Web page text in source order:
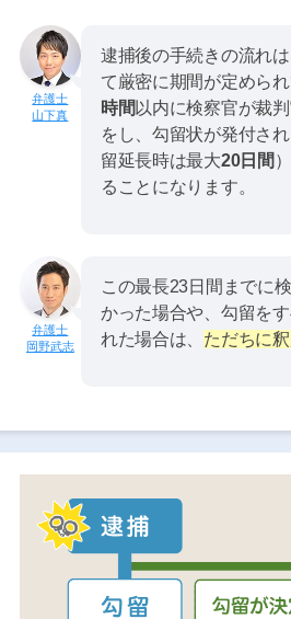
山下真
逮捕後の手続きの流れ
て厳密に期間が定めら
時間 以内に検察官が裁
をし、勾留状が発付さ
留延長時は最大20日間
ることになります。
岡野武志
この最長23日間までに
かった場合や、勾留を
れた場合は、 ただちに釈